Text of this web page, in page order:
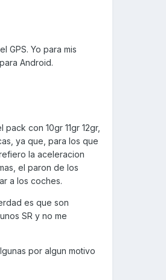
GPS. Yo para mis
Android.
con 10gr 11gr 12gr,
ya que, para los que
la aceleracion
el paron de los
a los coches.
es que son
SR y no me
por algun motivo